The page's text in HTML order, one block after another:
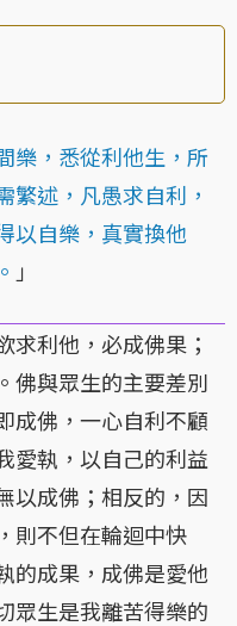
樂，悉從利他生，所
繁述，凡愚求自利，
以自樂，真實換他
」
利他，必成佛果；
佛與眾生的主要差別
成佛，一心自利不顧
愛執，以自己的利益
以成佛；相反的，因
則不但在輪迴中快
的成果，成佛是愛他
眾生是我離苦得樂的